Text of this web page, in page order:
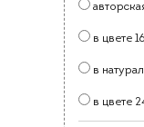
в цвете
в
в цвете